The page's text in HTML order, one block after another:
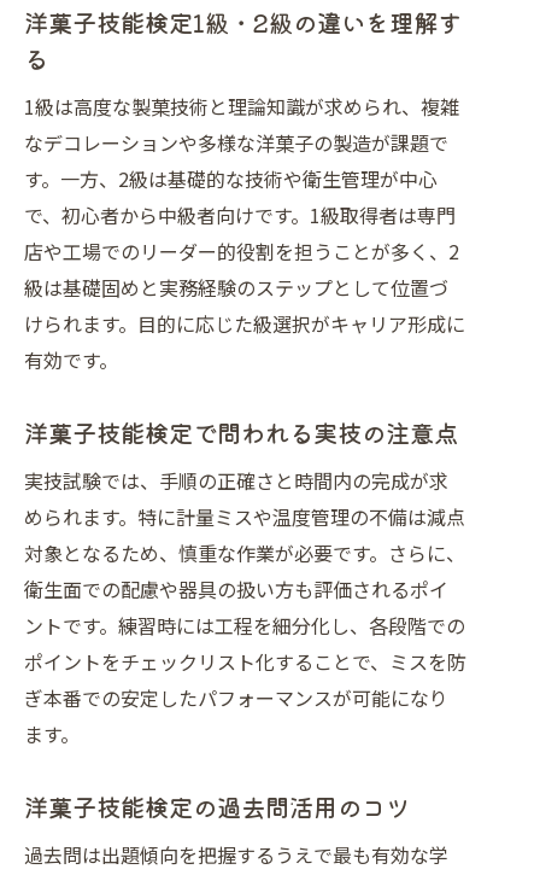
解説
更点
洋菓子試験の最新情報に基づく効果的
対策
洋菓子資格で広がる将来のキャリアア
ップ
洋菓子技能検定1級・2級の違いを理解す
る
1級は高度な製菓技術と理論知識が求められ、複雑
なデコレーションや多様な洋菓子の製造が課題で
す。一方、2級は基礎的な技術や衛生管理が中心
で、初心者から中級者向けです。1級取得者は専門
店や工場でのリーダー的役割を担うことが多く、2
級は基礎固めと実務経験のステップとして位置づ
けられます。目的に応じた級選択がキャリア形成に
有効です。
洋菓子技能検定で問われる実技の注意点
実技試験では、手順の正確さと時間内の完成が求
められます。特に計量ミスや温度管理の不備は減点
対象となるため、慎重な作業が必要です。さらに、
衛生面での配慮や器具の扱い方も評価されるポイ
ントです。練習時には工程を細分化し、各段階での
ポイントをチェックリスト化することで、ミスを防
ぎ本番での安定したパフォーマンスが可能になり
ます。
洋菓子技能検定の過去問活用のコツ
過去問は出題傾向を把握するうえで最も有効な学